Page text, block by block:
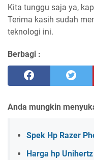
Kita tunggu saja ya,
Terima kasih sudah
teknologi ini.
Berbagi :
Anda mungkin
Spek Hp Razer
Harga hp